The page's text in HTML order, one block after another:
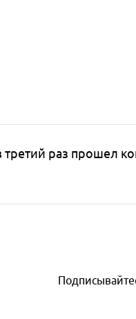
раз прошел